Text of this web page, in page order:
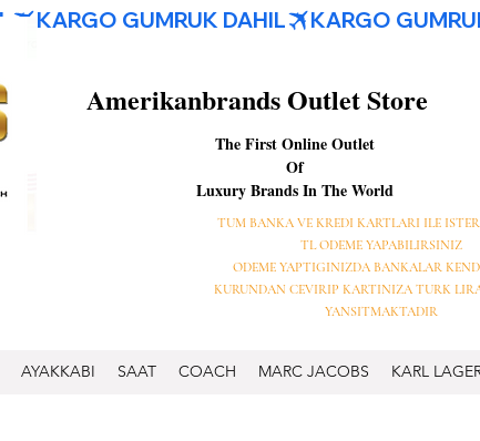
Amerikanbrands Outlet Store
The First Online Outlet
Of
Luxury Brands In The World
TUM BANKA VE KREDI KARTLARI ILE
TL ODEME YAPABILIRSINIZ
ODEME YAPTIGINIZDA BANKALAR
KURUNDAN CEVIRIP KARTINIZA TURK
YANSITMAKTADIR
AYAKKABI SAAT COACH MARC JACOBS KARL